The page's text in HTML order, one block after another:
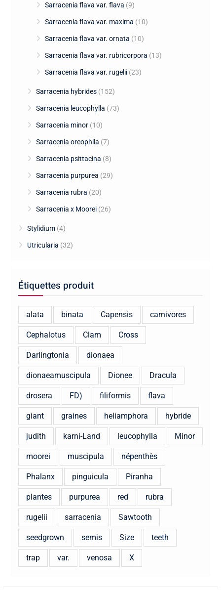
Sarracenia flava var. flava (9)
Sarracenia flava var. maxima (10)
Sarracenia flava var. ornata (10)
Sarracenia flava var. rubricorpora (13)
Sarracenia flava var. rugelii (23)
Sarracenia hybrides (152)
Sarracenia leucophylla (73)
Sarracenia minor (10)
Sarracenia oreophila (7)
Sarracenia psittacina (8)
Sarracenia purpurea (29)
Sarracenia rubra (20)
Sarracenia x Moorei (26)
Stylidium (4)
Utricularia (32)
Étiquettes produit
alata binata Capensis carnivores
Cephalotus Clam Cross
Darlingtonia dionaea
dionaeamuscipula Dionee Dracula
drosera FD) filiformis flava
giant graines heliamphora hybride
judith karni-Land leucophylla Minor
moorei muscipula népenthès
Phalanx pinguicula Piranha
plantes purpurea red rubra
rugelii sarracenia Sawtooth
seedgrown semis Size teeth
trap var. venosa X